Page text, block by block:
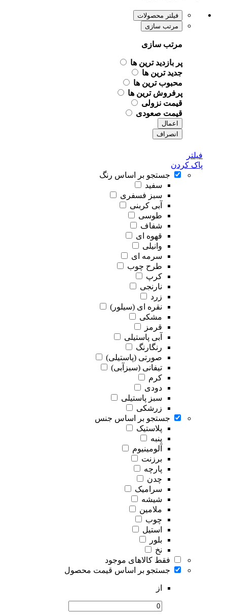
فیلتر محصولات
مرتب سازی
مرتب سازی
پر بازدید ترین ها
جدید ترین ها
محبوب ترین ها
پرفروش ترین ها
قیمت نزولی
قیمت صعودی
اعمال
انصراف
فیلتر
پاک کردن
جستجو بر اساس رنگ
سفید
سبز فسفری
آبی کربنی
طوسی
شفاف
قهوه ای
وانیلی
سرمه ای
طرح چوب
کرپ
نارنجی
زرد
نقره ای (سیلور)
مشکی
قرمز
آبی پاستیلی
رنگارنگ
صورتی (پاستیلی)
تیفانی (سبزآبی)
کرم
دودی
سبز پاستیلی
زرشکی
جستجو بر اساس جنس
پلاستیک
پنبه
آلومینیوم
برزنت
پارچه
چدن
سرامیک
شیشه
ملامین
چوب
استیل
بلور
نخ
فقط کالاهای موجود
جستجو بر اساس قیمت محصول
از